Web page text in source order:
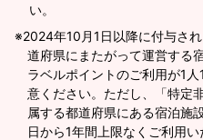
い。
2024年10月1日以降に付与さ
道府県にまたがって運営する
ラベルポイントのご利用が1
意ください。ただし、「特定
属する都道府県にある宿泊施
日から1年間上限なくご利用い